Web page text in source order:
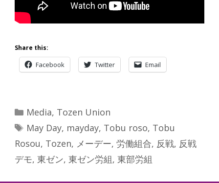
Share this:
Facebook Twitter Email
Categories
Media, Tozen Union
Tags
May Day, mayday, Tobu roso, Tobu
Rosou, Tozen, メーデー, 労働組合, 反戦, 反戦
デモ, 東ゼン, 東ゼン労組, 東部労組